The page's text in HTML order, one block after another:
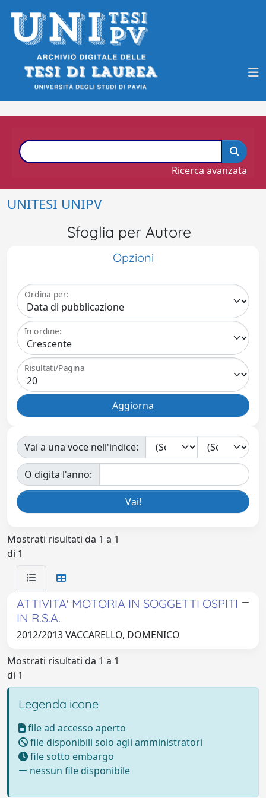
Ricerca avanzata
UNITESI UNIPV
Sfoglia per Autore
Opzioni
Ordina per:
In ordine:
Risultati/Pagina
Vai a una voce nell'indice:
O digita l'anno:
Mostrati risultati da 1 a 1
di 1
ATTIVITA' MOTORIA IN SOGGETTI OSPITI
IN R.S.A.
2012/2013 VACCARELLO, DOMENICO
Mostrati risultati da 1 a 1
di 1
Legenda icone
file ad accesso aperto
file disponibili solo agli amministratori
file sotto embargo
nessun file disponibile